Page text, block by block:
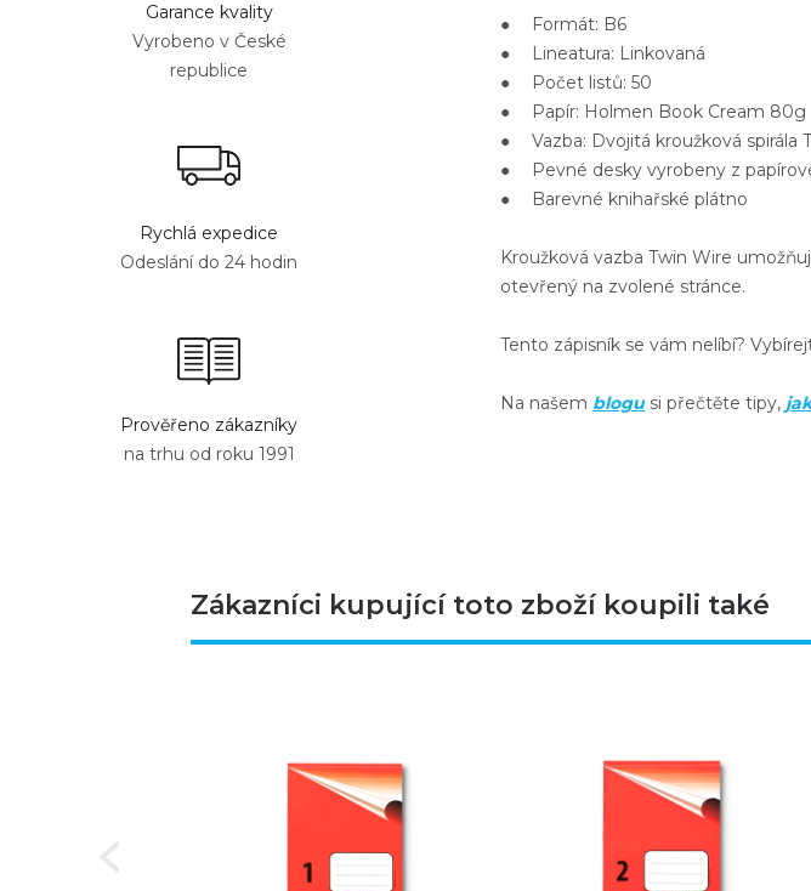
Garance kvality
Vyrobeno v České
republice
Rychlá expedice
Odeslání do 24 hodin
Prověřeno zákazníky
na trhu od roku 1991
● Formát: B6
● Lineatura: Linkovaná
● Počet listů: 50
● Papír: Holmen Book Cream 80g
● Vazba: Dvojitá kroužková spirála
● Pevné desky vyrobeny z
● Barevné knihařské plátno
Kroužková vazba Twin Wire
otevřený na zvolené stránce.
Tento zápisník se vám nelíbí?
Na našem blogusi přečtěte tipy,
Zákazníci kupující toto zboží koupili také
Next